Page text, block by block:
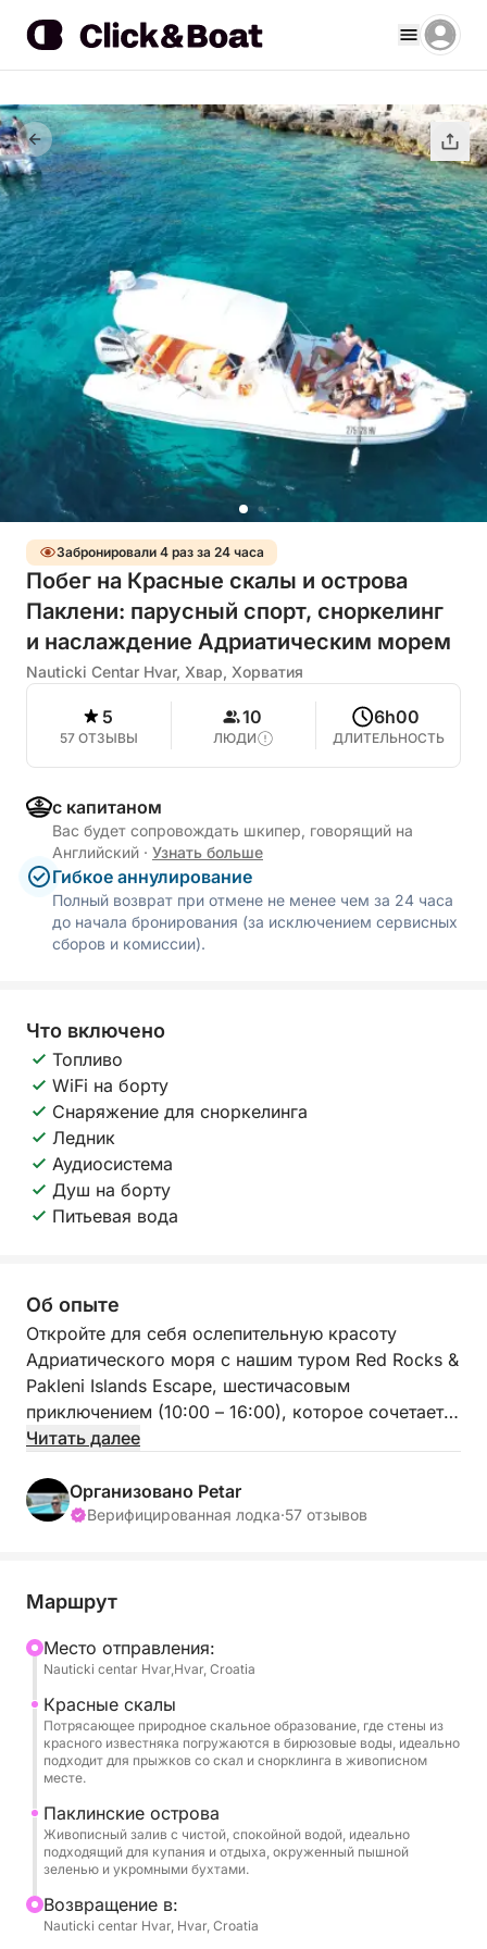
Забронировали 4 раз за 24 часа
Побег на Красные скалы и острова
Паклени: парусный спорт, сноркелинг
и наслаждение Адриатическим морем
Nauticki Centar Hvar, Хвар, Хорватия
5
57 ОТЗЫВЫ
10
ЛЮДИ
6h00
ДЛИТЕЛЬНОСТЬ
с капитаном
Вас будет сопровождать шкипер, говорящий на
Английский · Узнать больше
Гибкое аннулирование
Полный возврат при отмене не менее чем за 24 часа
до начала бронирования (за исключением сервисных
сборов и комиссии).
Что включено
Топливо
WiFi на борту
Снаряжение для сноркелинга
Ледник
Аудиосистема
Душ на борту
Питьевая вода
Об опыте
Откройте для себя ослепительную красоту
Адриатического моря с нашим туром Red Rocks &
Pakleni Islands Escape, шестичасовым
приключением (10:00 – 16:00), которое сочетает в
себе исследование побережья, подводные
из Хвара, этот тур перенесет вас в живописное
путешествие к знаменитым Красным скалам
погружаются в кристально чистые воды. Нырните
маской и трубкой среди яркой морской жизни с
предоставленным нами снаряжением.
Оттуда мы отправимся в круиз по
очаровательным островам Паклени, лабиринту
скрытых бухт, островков с ароматом сосен и
спокойных лагун — идеально подходящим для
купания, отдыха и принятия солнечных ванн.
Независимо от того, являетесь ли вы искателем
приключений или любителем солнца, здесь
найдется что-то для каждого.
Читать далее
Организовано Petar
Верифицированная лодка·57 отзывов
Маршрут
Mесто отправления:
Nauticki centar Hvar,Hvar, Croatia
Красные скалы
Потрясающее природное скальное образование, где стены из
красного известняка погружаются в бирюзовые воды, идеально
подходит для прыжков со скал и снорклинга в живописном
месте.
Паклинские острова
Живописный залив с чистой, спокойной водой, идеально
подходящий для купания и отдыха, окруженный пышной
зеленью и укромными бухтами.
Bозвращение в:
Nauticki centar Hvar, Hvar, Croatia